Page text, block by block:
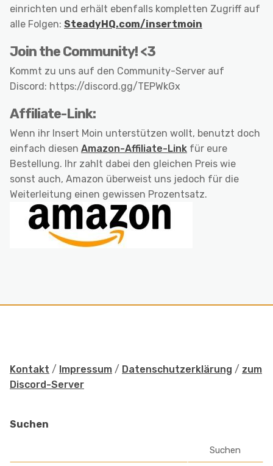
einrichten und erhält ebenfalls kompletten Zugriff auf
alle Folgen: SteadyHQ.com/insertmoin
Join the Community! <3
Kommt zu uns auf den Community-Server auf
Discord: https://discord.gg/TEPWkGx
Affiliate-Link:
Wenn ihr Insert Moin unterstützen wollt, benutzt doch
einfach diesen Amazon-Affiliate-Link für eure
Bestellung. Ihr zahlt dabei den gleichen Preis wie
sonst auch, Amazon überweist uns jedoch für die
Weiterleitung einen gewissen Prozentsatz.
Kontakt / Impressum / Datenschutzerklärung / zum
Discord-Server
Suchen
Suchen